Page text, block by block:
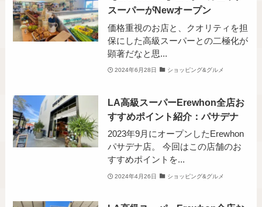
スーパーがNewオープン
価格重視のお店と、クオリティを担
保にした高級スーパーとの二極化が
顕著だなと思...
2024年6月28日 ショッピング&グルメ
LA高級スーパーErewhon全店お
すすめポイント紹介：パサデナ
2023年9月にオープンしたErewhon
パサデナ店。 今回はこの店舗のお
すすめポイントを...
2024年4月26日 ショッピング&グルメ